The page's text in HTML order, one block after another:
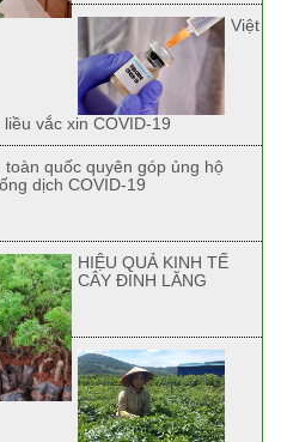
Việt
vắc xin COVID-19
toàn quốc quyên góp ủng hộ
dịch COVID-19
HIỆU QUẢ KINH TẾ
CÂY ĐINH LĂNG